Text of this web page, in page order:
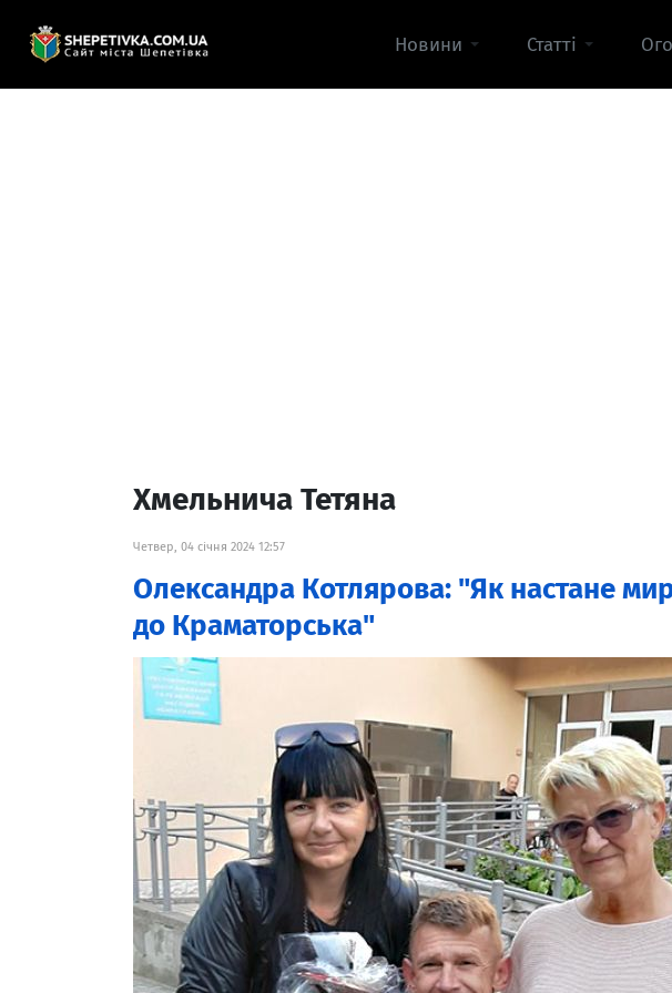
Новини Статті
Хмельнича Тетяна
Четвер, 04 січня 2024 12:57
Олександра Котлярова: "Як настане
до Краматорська"